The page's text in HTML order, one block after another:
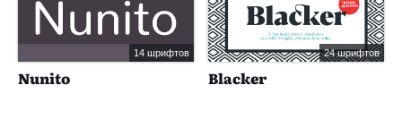
14 шрифтов
Nunito
24 шрифтов
Blacker